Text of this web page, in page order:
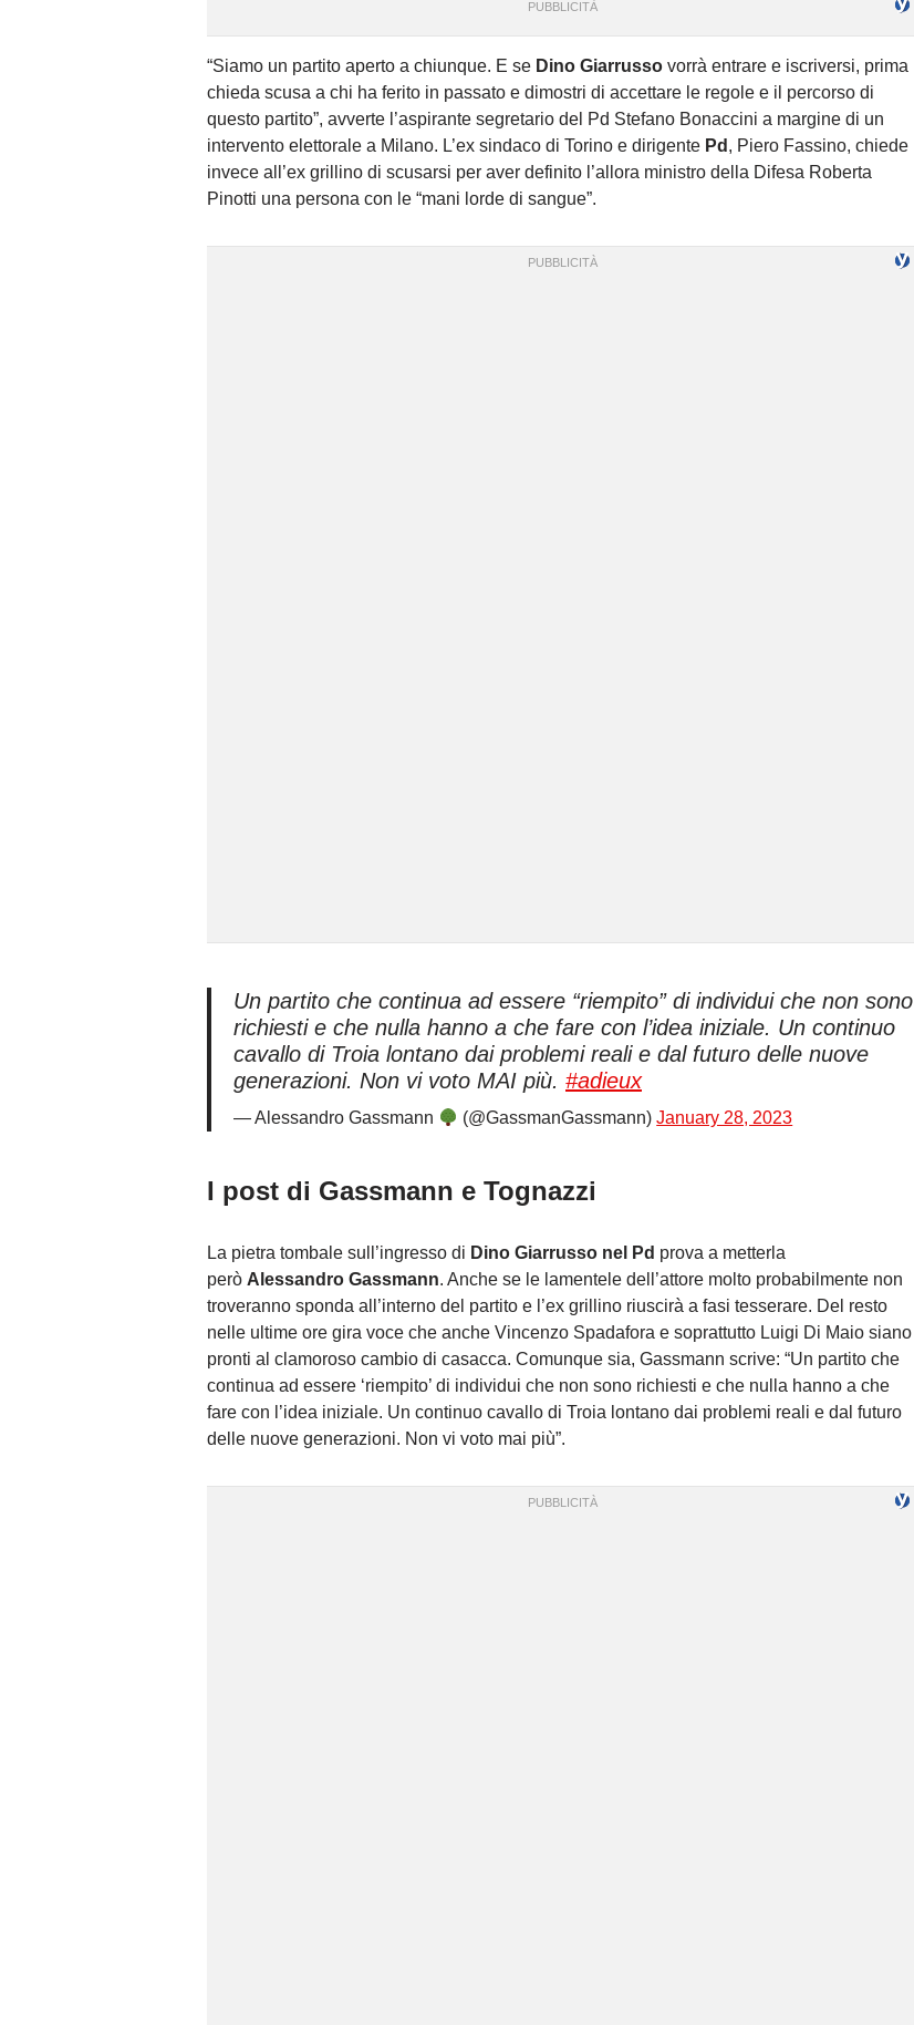
“Siamo un partito aperto a chiunque. E se Dino Giarrusso vorrà entrare e iscriversi, prima
chieda scusa a chi ha ferito in passato e dimostri di accettare le regole e il percorso di
questo partito”, avverte l’aspirante segretario del Pd Stefano Bonaccini a margine di un
intervento elettorale a Milano. L’ex sindaco di Torino e dirigente Pd , Piero Fassino, chiede
invece all’ex grillino di scusarsi per aver definito l’allora ministro della Difesa Roberta
Pinotti una persona con le “mani lorde di sangue”.
Un partito che continua ad essere “riempito” di individui che non sono
richiesti e che nulla hanno a che fare con l’idea iniziale. Un continuo
cavallo di Troia lontano dai problemi reali e dal futuro delle nuove
generazioni. Non vi voto MAI più. #adieux
— Alessandro Gassmann (@GassmanGassmann)January 28, 2023
I post di Gassmann e Tognazzi
La pietra tombale sull’ingresso di Dino Giarrusso nel Pd prova a metterla
però Alessandro Gassmann. Anche se le lamentele dell’attore molto probabilmente non
troveranno sponda all’interno del partito e l’ex grillino riuscirà a fasi tesserare. Del resto
nelle ultime ore gira voce che anche Vincenzo Spadafora e soprattutto Luigi Di Maio siano
pronti al clamoroso cambio di casacca. Comunque sia, Gassmann scrive: “Un partito che
continua ad essere ‘riempito’ di individui che non sono richiesti e che nulla hanno a che
fare con l’idea iniziale. Un continuo cavallo di Troia lontano dai problemi reali e dal futuro
delle nuove generazioni. Non vi voto mai più”.